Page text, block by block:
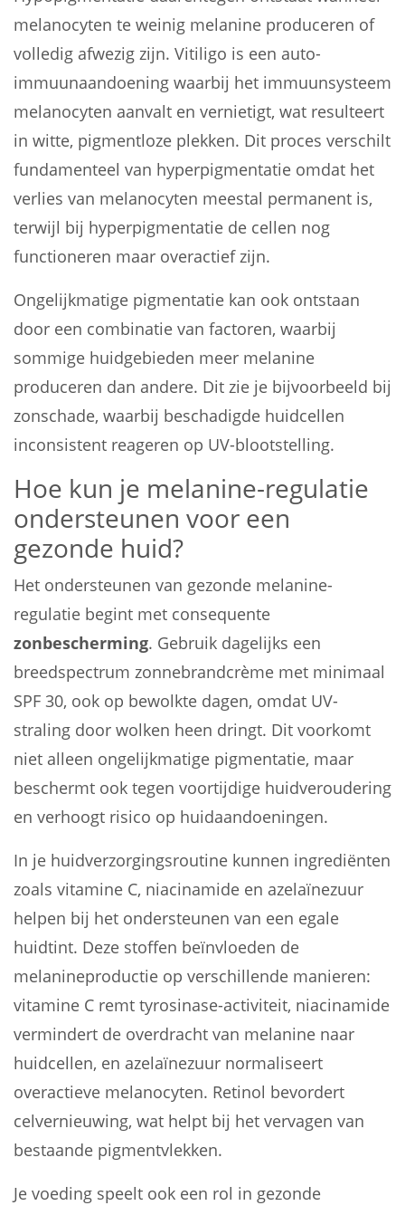
melanocyten te weinig melanine produceren of
volledig afwezig zijn. Vitiligo is een auto-
immuunaandoening waarbij het immuunsysteem
melanocyten aanvalt en vernietigt, wat resulteert
in witte, pigmentloze plekken. Dit proces verschilt
fundamenteel van hyperpigmentatie omdat het
verlies van melanocyten meestal permanent is,
terwijl bij hyperpigmentatie de cellen nog
functioneren maar overactief zijn.
Ongelijkmatige pigmentatie kan ook ontstaan
door een combinatie van factoren, waarbij
sommige huidgebieden meer melanine
produceren dan andere. Dit zie je bijvoorbeeld bij
zonschade, waarbij beschadigde huidcellen
inconsistent reageren op UV-blootstelling.
Hoe kun je melanine-regulatie
ondersteunen voor een
gezonde huid?
Het ondersteunen van gezonde melanine-
regulatie begint met consequente
zonbescherming. Gebruik dagelijks een
breedspectrum zonnebrandcrème met minimaal
SPF 30, ook op bewolkte dagen, omdat UV-
straling door wolken heen dringt. Dit voorkomt
niet alleen ongelijkmatige pigmentatie, maar
beschermt ook tegen voortijdige huidveroudering
en verhoogt risico op huidaandoeningen.
In je huidverzorgingsroutine kunnen ingrediënten
zoals vitamine C, niacinamide en azelaïnezuur
helpen bij het ondersteunen van een egale
huidtint. Deze stoffen beïnvloeden de
melanineproductie op verschillende manieren:
vitamine C remt tyrosinase-activiteit, niacinamide
vermindert de overdracht van melanine naar
huidcellen, en azelaïnezuur normaliseert
overactieve melanocyten. Retinol bevordert
celvernieuwing, wat helpt bij het vervagen van
bestaande pigmentvlekken.
Je voeding speelt ook een rol in gezonde